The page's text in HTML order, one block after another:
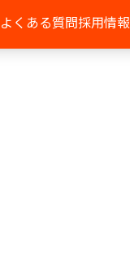
よくある質問採用情報